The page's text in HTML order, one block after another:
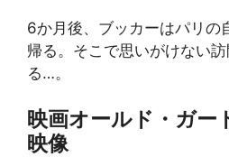
6か月後、ブッカーはパリの
帰る。そこで思いがけない
る…。
映画オールド・ガー
映像